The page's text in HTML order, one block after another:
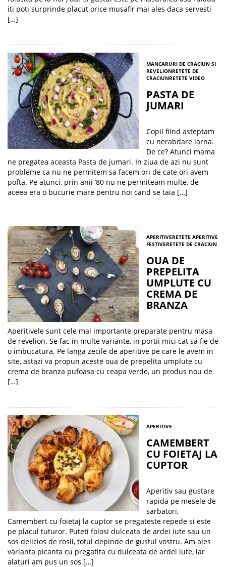
iti poti surprinde placut orice musafir mai ales daca servesti
[…]
MANCARURI DE CRACIUN SI
REVELIONRETETE DE
CRACIUNRETETE VIDEO
PASTA DE
JUMARI
Copil fiind asteptam
cu nerabdare iarna.
De ce? Atunci mama
ne pregatea aceasta Pasta de jumari. In ziua de azi nu sunt
probleme ca nu ne permitem sa facem ori de cate ori avem
pofta. Pe atunci, prin anii ’80 nu ne permiteam multe, de
aceea era o bucurie mare pentru noi cand se taia […]
APERITIVERETETE APERITIVE
FESTIVERETETE DE CRACIUN
OUA DE
PREPELITA
UMPLUTE CU
CREMA DE
BRANZA
Aperitivele sunt cele mai importante preparate pentru masa
de revelion. Se fac in multe variante, in portii mici cat sa fie de
o imbucatura. Pe langa zecile de aperitive pe care le avem in
site, astazi va propun aceste oua de prepelita umplute cu
crema de branza pufoasa cu ceapa verde, un produs nou de
[…]
APERITIVE
CAMEMBERT
CU FOIETAJ LA
CUPTOR
Aperitiv sau gustare
rapida pe mesele de
sarbatori,
Camembert cu foietaj la cuptor se pregateste repede si este
pe placul tuturor. Puteti folosi dulceata de ardei iute sau un
sos delicios de rosii, totul depinde de gustul vostru. Am ales
varianta picanta cu pregatita cu dulceata de ardei iute, iar
alaturi am pus un sos […]